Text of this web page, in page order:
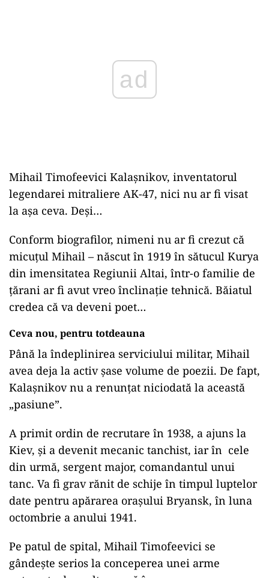
Mihail Timofeevici Kalaşnikov, inventatorul
legendarei mitraliere AK-47, nici nu ar fi visat
la așa ceva. Deși…
Conform biografilor, nimeni nu ar fi crezut că
micuţul Mihail – născut în 1919 în sătucul Kurya
din imensitatea Regiunii Altai, într-o familie de
ţărani ar fi avut vreo înclinaţie tehnică. Băiatul
credea că va deveni poet…
Ceva nou, pentru totdeauna
Până la îndeplinirea serviciului militar, Mihail
avea deja la activ şase volume de poezii. De fapt,
Kalaşnikov nu a renunţat niciodată la această
„pasiune”.
A primit ordin de recrutare în 1938, a ajuns la
Kiev, şi a devenit mecanic tanchist, iar în cele
din urmă, sergent major, comandantul unui
tanc. Va fi grav rănit de schije în timpul luptelor
date pentru apărarea oraşului Bryansk, în luna
octombrie a anului 1941.
Pe patul de spital, Mihail Timofeevici se
gândeşte serios la conceperea unei arme